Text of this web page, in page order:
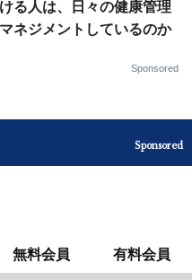
る人は、日々の健康管理
ネジメントしているのか
Sponsored
Sponsored
無料会員 有料会員